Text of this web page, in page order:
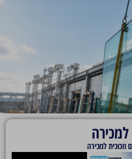
למכירה
וזכוכית למכירה